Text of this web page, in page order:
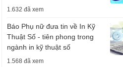
1.632 đã xem
Báo Phụ nữ đưa tin về In Kỹ
Thuật Số - tiên phong trong
ngành in kỹ thuật số
1.568 đã xem